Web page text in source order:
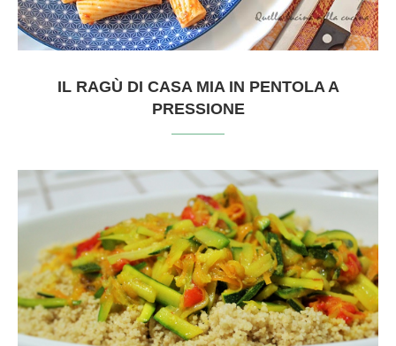
IL RAGÙ DI CASA MIA IN PENTOLA A
PRESSIONE